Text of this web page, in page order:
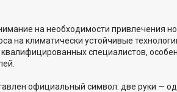
на необходимости привлечения
на климатически устойчивые
специалистов,
официальный символ: две руки —